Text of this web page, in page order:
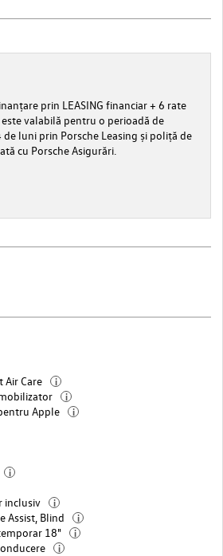
prin LEASING financiar + 6 rate
valabilă pentru o perioadă de
luni prin Porsche Leasing și poliță de
cu Porsche Asigurări.
Care i
i
Apple i
i
inclusiv i
Assist, Blind i
18" i
i